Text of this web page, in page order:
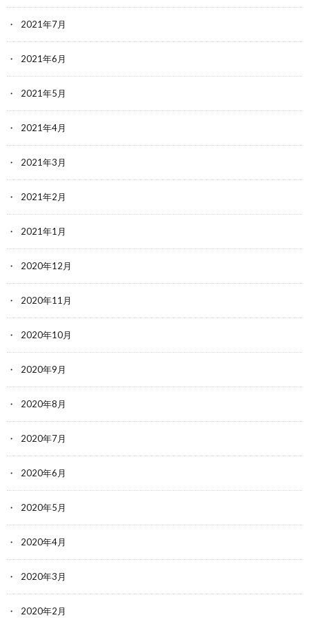
2021年7月
2021年6月
2021年5月
2021年4月
2021年3月
2021年2月
2021年1月
2020年12月
2020年11月
2020年10月
2020年9月
2020年8月
2020年7月
2020年6月
2020年5月
2020年4月
2020年3月
2020年2月